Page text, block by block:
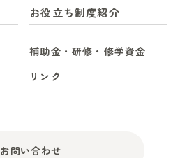
お問い合わせ
お役立ち制度紹介
補助金・研修・修学資金
リンク